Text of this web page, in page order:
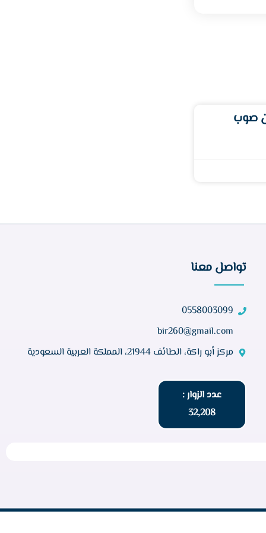
صوب
تواصل معنا
0558003099
bir260@gmail.com
مركز أبو راكة، الطائف 21944، المملكة العربية السعودية
عدد الزوار :
32,208